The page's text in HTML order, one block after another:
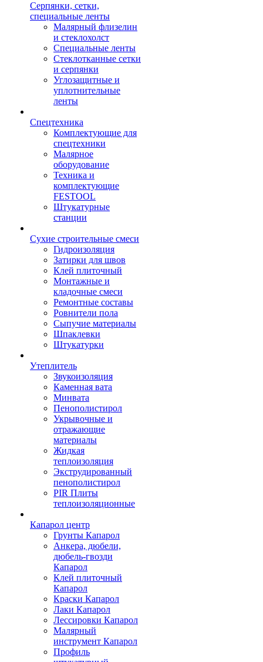
Серпянки, сетки,
специальные ленты
Малярный флизелин
и стеклохолст
Специальные ленты
Стеклотканные сетки
и серпянки
Углозащитные и
уплотнительные
ленты
Спецтехника
Комплектующие для
спецтехники
Малярное
оборудование
Техника и
комплектующие
FESTOOL
Штукатурные
станции
Сухие строительные смеси
Гидроизоляция
Затирки для швов
Клей плиточный
Монтажные и
кладочные смеси
Ремонтные составы
Ровнители пола
Сыпучие материалы
Шпаклевки
Штукатурки
Утеплитель
Звукоизоляция
Каменная вата
Минвата
Пенополистирол
Укрывочные и
отражающие
материалы
Жидкая
теплоизоляция
Экструдированный
пенополистирол
PIR Плиты
теплоизоляционные
Капарол центр
Грунты Капарол
Анкера, дюбели,
дюбель-гвозди
Капарол
Клей плиточный
Капарол
Краски Капарол
Лаки Капарол
Лессировки Капарол
Малярный
инструмент Капарол
Профиль